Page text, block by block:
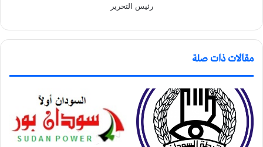
رئيس التحرير
مقالات ذات صلة